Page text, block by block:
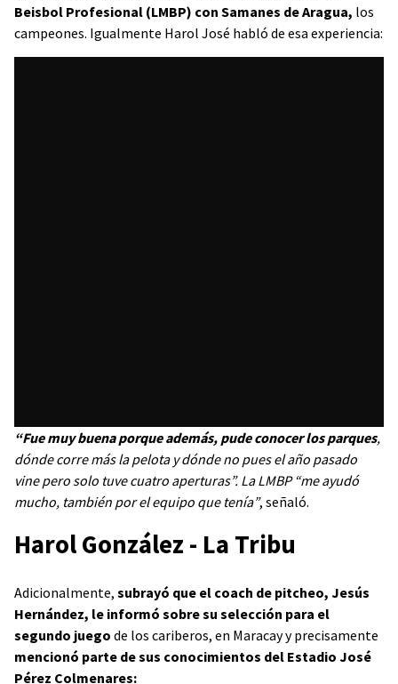
Beisbol Profesional (LMBP) con Samanes de Aragua, los
campeones. Igualmente Harol José habló de esa experiencia:
“Fue muy buena porque además, pude conocer los parques,
dónde corre más la pelota y dónde no pues el año pasado
vine pero solo tuve cuatro aperturas”. La LMBP “me ayudó
mucho, también por el equipo que tenía”, señaló.
Harol González - La Tribu
Adicionalmente, subrayó que el coach de pitcheo, Jesús
Hernández, le informó sobre su selección para el
segundo juego de los cariberos, en Maracay y precisamente
mencionó parte de sus conocimientos del Estadio José
Pérez Colmenares: